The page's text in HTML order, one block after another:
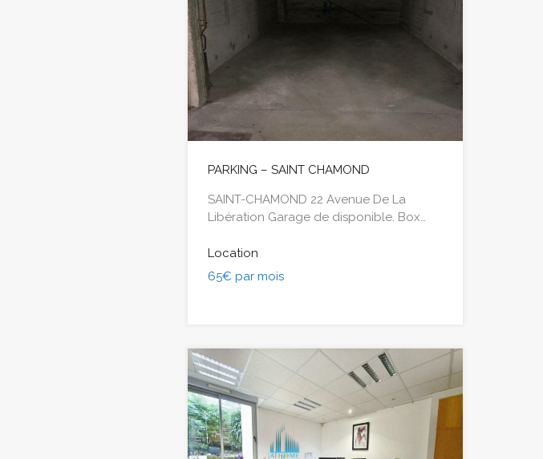
PARKING – SAINT CHAMOND
SAINT-CHAMOND 22 Avenue De La
Libération Garage de disponible. Box…
Location
65€ par mois